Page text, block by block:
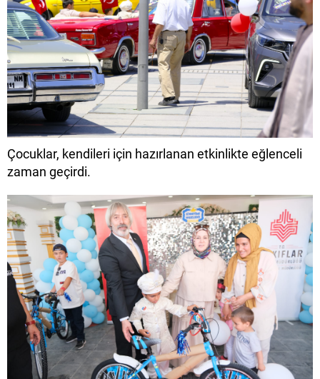
Çocuklar, kendileri için hazırlanan etkinlikte eğlenceli
zaman geçirdi.